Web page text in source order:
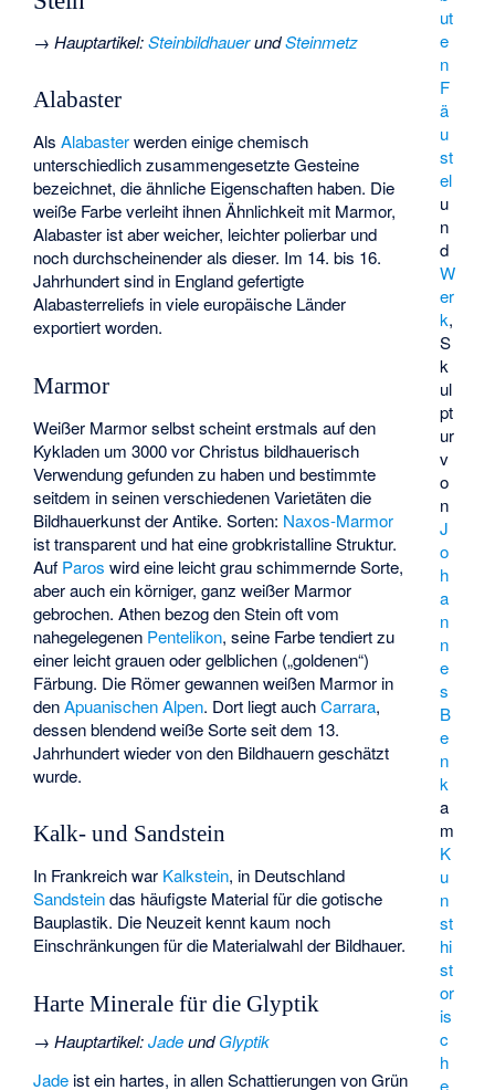
ut
e
n
F
ä
u
st
el
u
n
d
W
er
k,
S
k
ul
pt
ur
v
o
n
J
o
h
a
n
n
e
s
B
e
n
k
a
m
K
u
n
st
hi
st
or
is
c
h
e
→Hauptartikel:SteinbildhauerundSteinmetz
Alabaster
AlsAlabasterwerden einige chemisch
unterschiedlich zusammengesetzte Gesteine
bezeichnet, die ähnliche Eigenschaften haben. Die
weiße Farbe verleiht ihnen Ähnlichkeit mit Marmor,
Alabaster ist aber weicher, leichter polierbar und
noch durchscheinender als dieser. Im 14. bis 16.
Jahrhundert sind in England gefertigte
Alabasterreliefs in viele europäische Länder
exportiert worden.
Marmor
Weißer Marmor selbst scheint erstmals auf den
Kykladen um 3000 vor Christus bildhauerisch
Verwendung gefunden zu haben und bestimmte
seitdem in seinen verschiedenen Varietäten die
Bildhauerkunst der Antike. Sorten: Naxos-Marmor
ist transparent und hat eine grobkristalline Struktur.
Auf Paros wird eine leicht grau schimmernde Sorte,
aber auch ein körniger, ganz weißer Marmor
gebrochen. Athen bezog den Stein oft vom
nahegelegenen Pentelikon, seine Farbe tendiert zu
einer leicht grauen oder gelblichen („goldenen“)
Färbung. Die Römer gewannen weißen Marmor in
denApuanischen Alpen. Dort liegt auchCarrara,
dessen blendend weiße Sorte seit dem 13.
Jahrhundert wieder von den Bildhauern geschätzt
wurde.
Kalk- und Sandstein
In Frankreich war Kalkstein, in Deutschland
Sandsteindas häufigste Material für die gotische
Bauplastik. Die Neuzeit kennt kaum noch
Einschränkungen für die Materialwahl der Bildhauer.
Harte Minerale für die Glyptik
→Hauptartikel:JadeundGlyptik
Jade ist ein hartes, in allen Schattierungen von Grün